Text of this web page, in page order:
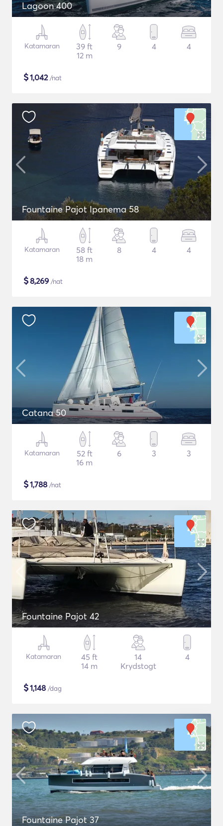
Lagoon 400
Katamaran
39 ft
12 m
9 4 4
$1,042/nat
Fountaine Pajot Ipanema 58
Katamaran
58 ft
18 m
8 4 4
$8,269 /nat
Catana 50
Katamaran
52 ft
16 m
6 3 3
$1,788 /nat
Fountaine Pajot 42
Katamaran
45 ft
14 m
14
Krydstogt
4
$1,148 /dag
Fountaine Pajot 37